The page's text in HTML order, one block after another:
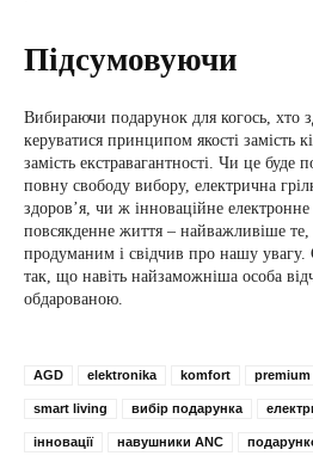
Підсумовуючи
Вибираючи подарунок для когось, хто
керуватися принципом якості замість
замість екстравагантності. Чи це буде
повну свободу вибору, електрична
здоров’я, чи ж інноваційне
повсякденне життя – найважливіше
продуманим і свідчив про нашу увагу.
так, що навіть найзаможніша особа
обдарованою.
AGD elektronika komfort premium
smart living вибір подарунка
інновації навушники ANC